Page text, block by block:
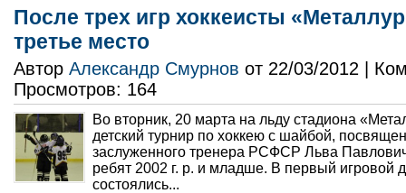
После трех игр хоккеисты
третье место
Автор Александр Смурнов от 22/03/2012 |
Просмотров: 164
Во вторник, 20 марта на льду стадиона
детский турнир по хоккею с шайбой,
заслуженного тренера РСФСР Льва
ребят 2002 г. р. и младше. В первый игровой
состоялись...